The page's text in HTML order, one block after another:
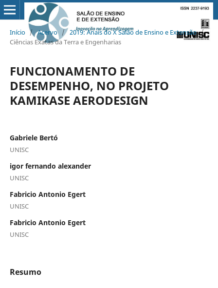
Início / Acervo / 2019: Anais do X Salão de Ensino e Extensão /
Ciências Exatas da Terra e Engenharias
FUNCIONAMENTO DE
DESEMPENHO, NO PROJETO
KAMIKASE AERODESIGN
Gabriele Bertó
UNISC
igor fernando alexander
UNISC
Fabricio Antonio Egert
UNISC
Fabricio Antonio Egert
UNISC
Resumo